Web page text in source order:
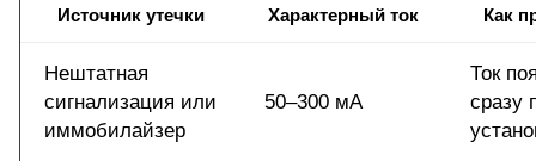
Источник утечки Характерный ток Как
Нештатная
сигнализация или
иммобилайзер
50–300 мА
Ток
сразу